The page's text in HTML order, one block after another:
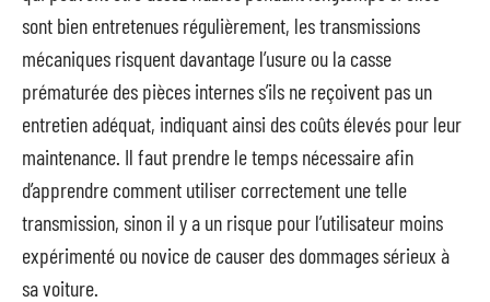
sont bien entretenues régulièrement, les transmissions
mécaniques risquent davantage l’usure ou la casse
prématurée des pièces internes s’ils ne reçoivent pas un
entretien adéquat, indiquant ainsi des coûts élevés pour leur
maintenance. Il faut prendre le temps nécessaire afin
d’apprendre comment utiliser correctement une telle
transmission, sinon il y a un risque pour l’utilisateur moins
expérimenté ou novice de causer des dommages sérieux à
sa voiture.